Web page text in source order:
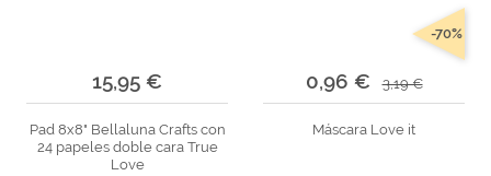
15,95 €
Pad 8x8" Bellaluna Crafts con
24 papeles doble cara True
Love
0,96 € 3,19 €
-70%
Máscara Love it